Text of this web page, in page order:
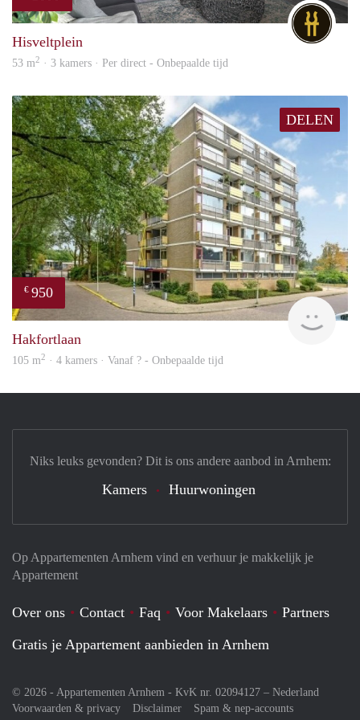
DG
Hisveltplein
53 m2 · 3 kamers · Per direct - Onbepaalde tijd
DELEN
€ 950
Hakfortlaan
105 m2 · 4 kamers · Vanaf ? - Onbepaalde tijd
Op Appartementen Arnhem vind en verhuur je makkelijk je
Appartement
Over ons Contact Faq Voor Makelaars
Partners
Gratis je Appartement aanbieden in Arnhem
© 2026 - Appartementen Arnhem - KvK nr. 02094127 – Nederland
Voorwaarden & privacy
Disclaimer
Spam & nep-accounts
Niks leuks gevonden? Dit is ons andere aanbod in Arnhem:
Kamers Huurwoningen